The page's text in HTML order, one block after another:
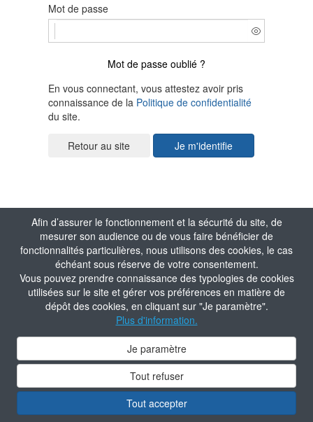
Afin d’assurer le fonctionnement et la sécurité du site, de
mesurer son audience ou de vous faire bénéficier de
fonctionnalités particulières, nous utilisons des cookies, le cas
échéant sous réserve de votre consentement.
Vous pouvez prendre connaissance des typologies de cookies
utilisées sur le site et gérer vos préférences en matière de
dépôt des cookies, en cliquant sur "Je paramètre".
Plus d'information.
Je paramètre
Tout refuser
Tout accepter
Mot de passe
Mot de passe oublié ?
En vous connectant, vous attestez avoir pris
connaissance de la Politique de confidentialité
du site.
Je m'identifie